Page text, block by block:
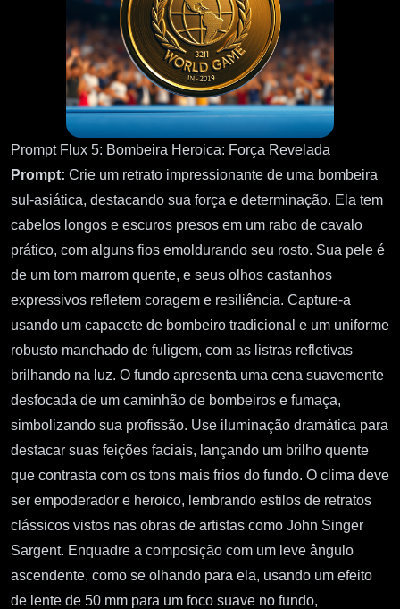
Prompt Flux 5: Bombeira Heroica: Força Revelada
Prompt: Crie um retrato impressionante de uma bombeira
sul-asiática, destacando sua força e determinação. Ela tem
cabelos longos e escuros presos em um rabo de cavalo
prático, com alguns fios emoldurando seu rosto. Sua pele é
de um tom marrom quente, e seus olhos castanhos
expressivos refletem coragem e resiliência. Capture-a
usando um capacete de bombeiro tradicional e um uniforme
robusto manchado de fuligem, com as listras refletivas
brilhando na luz. O fundo apresenta uma cena suavemente
desfocada de um caminhão de bombeiros e fumaça,
simbolizando sua profissão. Use iluminação dramática para
destacar suas feições faciais, lançando um brilho quente
que contrasta com os tons mais frios do fundo. O clima deve
ser empoderador e heroico, lembrando estilos de retratos
clássicos vistos nas obras de artistas como John Singer
Sargent. Enquadre a composição com um leve ângulo
ascendente, como se olhando para ela, usando um efeito
de lente de 50 mm para um foco suave no fundo,